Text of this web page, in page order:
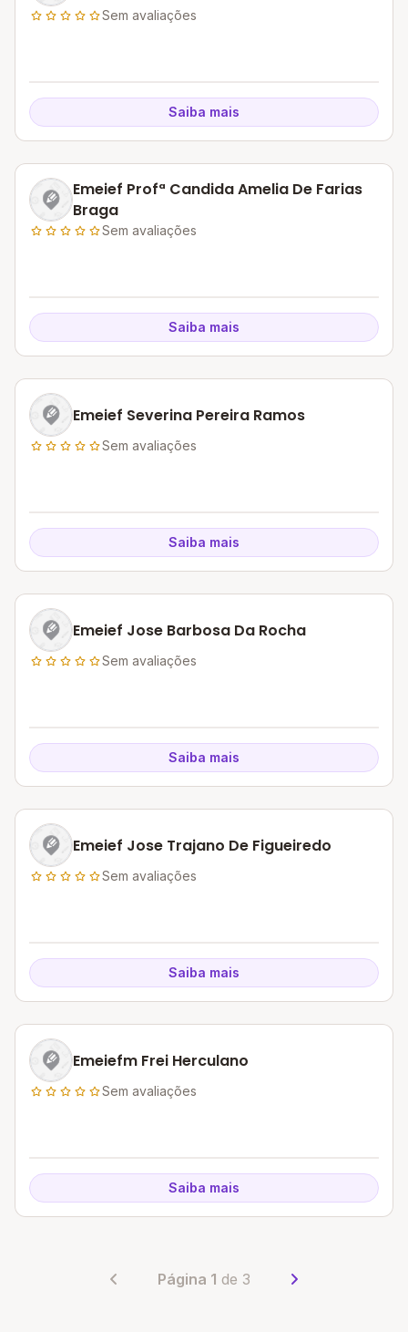
Sem avaliações
Saiba mais
Emeief Profª Candida Amelia De Farias
Braga
Sem avaliações
Saiba mais
Emeief Severina Pereira Ramos
Sem avaliações
Saiba mais
Emeief Jose Barbosa Da Rocha
Sem avaliações
Saiba mais
Emeief Jose Trajano De Figueiredo
Sem avaliações
Saiba mais
Emeiefm Frei Herculano
Sem avaliações
Saiba mais
Página 1 de 3